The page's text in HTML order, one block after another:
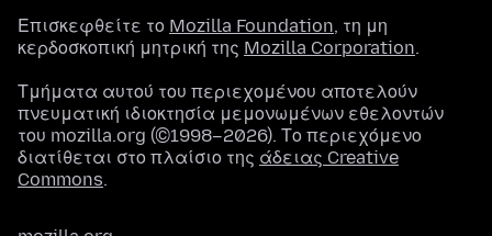
Επισκεφθείτε το Mozilla Foundation, τη μη
κερδοσκοπική μητρική της Mozilla Corporation.
Τμήματα αυτού του περιεχομένου αποτελούν
πνευματική ιδιοκτησία μεμονωμένων εθελοντών
του mozilla.org (©1998–2026). Το περιεχόμενο
διατίθεται στο πλαίσιο της άδειας Creative
Commons.